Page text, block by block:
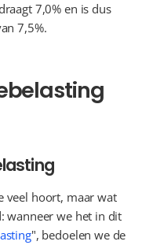
7,0% en is dus
7,5%.
veel hoort, maar wat
wanneer we het in dit
", bedoelen we de